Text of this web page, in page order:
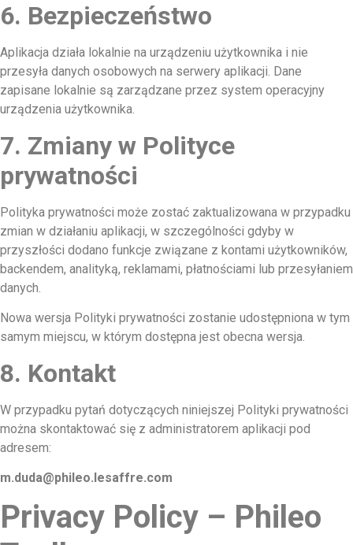
6. Bezpieczeństwo
Aplikacja działa lokalnie na urządzeniu użytkownika i nie
przesyła danych osobowych na serwery aplikacji. Dane
zapisane lokalnie są zarządzane przez system operacyjny
urządzenia użytkownika.
7. Zmiany w Polityce
prywatności
Polityka prywatności może zostać zaktualizowana w przypadku
zmian w działaniu aplikacji, w szczególności gdyby w
przyszłości dodano funkcje związane z kontami użytkowników,
backendem, analityką, reklamami, płatnościami lub przesyłaniem
danych.
Nowa wersja Polityki prywatności zostanie udostępniona w tym
samym miejscu, w którym dostępna jest obecna wersja.
8. Kontakt
W przypadku pytań dotyczących niniejszej Polityki prywatności
można skontaktować się z administratorem aplikacji pod
adresem:
m.duda@phileo.lesaffre.com
Privacy Policy – Phileo